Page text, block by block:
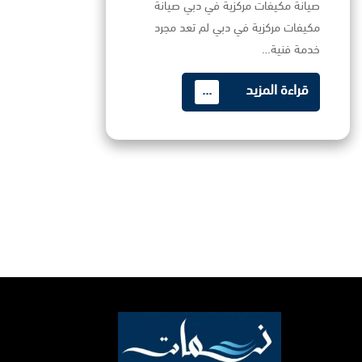
صيانة مكيفات مركزية في دبي صيانة
مكيفات مركزية في دبي لم تعد مجرد
خدمة فنية…
قراءة المزيد ...